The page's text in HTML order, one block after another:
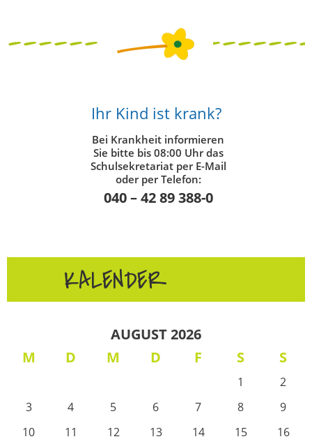
Ihr Kind ist krank?
Bei Krankheit informieren
Sie bitte bis 08:00 Uhr das
Schulsekretariat per E-Mail
oder per Telefon:
040 – 42 89 388-0
KALENDER
AUGUST 2026
M
D M D F S S
1
2
3
4 5 6 7 8
9
10
11 12 13 14 15
16